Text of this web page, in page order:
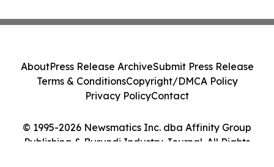
© 1995-2026 Newsmatics Inc. dba Affinity Group
Publishing & Burundi Industry Journal. All Rights
AboutPress Release ArchiveSubmit Press Release
Terms & ConditionsCopyright/DMCA Policy
Privacy PolicyContact